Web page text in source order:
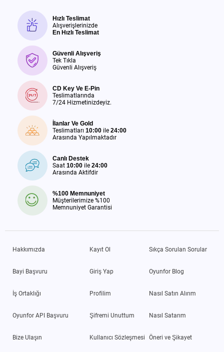
Hızlı Teslimat
Alışverişlerinizde
En Hızlı Teslimat
Güvenli Alışveriş
Tek Tıkla
Güvenli Alışveriş
CD Key Ve E-Pin
Teslimatlarında
7/24 Hizmetinizdeyiz.
İlanlar Ve Gold
Teslimatları 10:00 ile 24:00
Arasında Yapılmaktadır
Canlı Destek
Saat 10:00 ile 24:00
Arasında Aktifdir
%100 Memnuniyet
Müşterilerimize %100
Memnuniyet Garantisi
Hakkımızda
Bayi Başvuru
İş Ortaklığı
Oyunfor API Başvuru
Bize Ulaşın
Kayıt Ol
Giriş Yap
Profilim
Şifremi Unuttum
Kullanıcı Sözleşmesi
Sıkça Sorulan Sorular
Oyunfor Blog
Nasıl Satın Alırım
Nasıl Satarım
Öneri ve Şikayet